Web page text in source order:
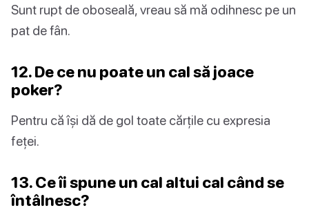
Sunt rupt de oboseală, vreau să mă odihnesc pe un
pat de fân.
12. De ce nu poate un cal să joace
poker?
Pentru că își dă de gol toate cărțile cu expresia
feței.
13. Ce îi spune un cal altui cal când se
întâlnesc?